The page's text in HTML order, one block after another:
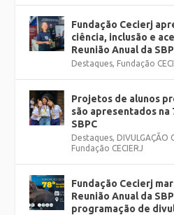
Fundação Cecierj
ciência, inclusão e
Reunião Anual da
Destaques Fundação
Projetos de alunos
são apresentados na
SBPC
Destaques DIVULGAÇÃO
Fundação CECIERJ
Fundação Cecierj
Reunião Anual da
programação de